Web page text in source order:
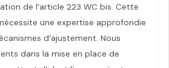
de l’article 223 WC bis. Cette
une expertise approfondie
d’ajustement. Nous
dans la mise en place de